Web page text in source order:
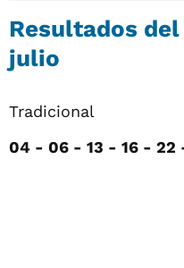
Resultados
julio
Tradicional
04 - 06 - 13 - 16 - 22